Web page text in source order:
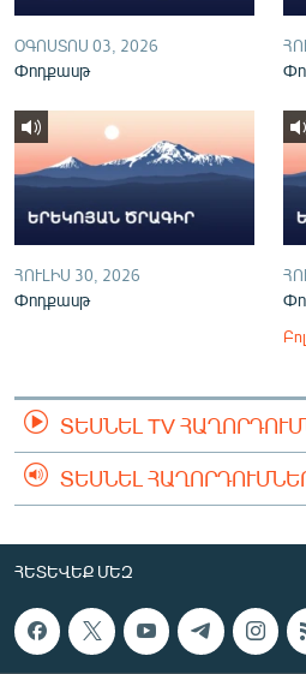
ՕԳՈՍՏՈՍ 03, 2026
Փոդքասթ
ՀՈՒԼԻՍ 30, 2026
Փոդքասթ
ՏԵՍՆԵԼ TV
ՏԵՍՆԵԼ
ՀԵՏԵՎԵՔ ՄԵԶ